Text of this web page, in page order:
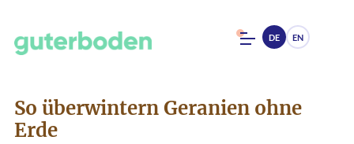
DE EN
So überwintern Geranien ohne
Erde